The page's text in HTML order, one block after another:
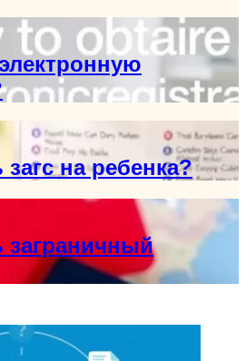
на ребенка?